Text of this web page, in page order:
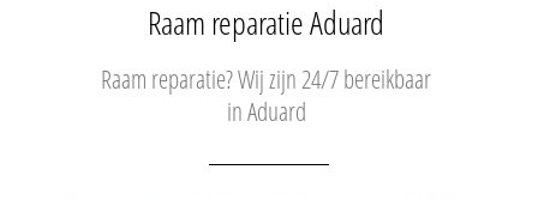
Raam reparatie Aduard
Raam reparatie? Wij zijn 24/7 bereikbaar
in Aduard